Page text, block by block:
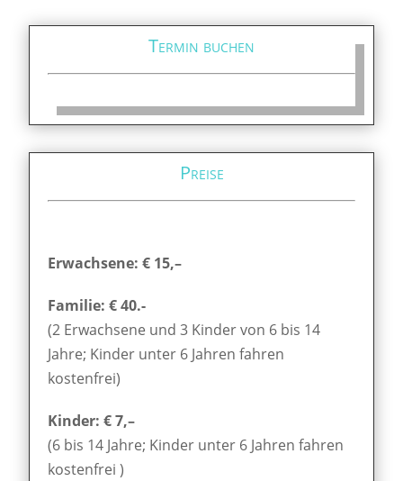
Termin buchen
Preise
Erwachsene: € 15,–
Familie: € 40.-
(2 Erwachsene und 3 Kinder von 6 bis 14
Jahre; Kinder unter 6 Jahren fahren
kostenfrei)
Kinder: € 7,–
(6 bis 14 Jahre; Kinder unter 6 Jahren fahren
kostenfrei )